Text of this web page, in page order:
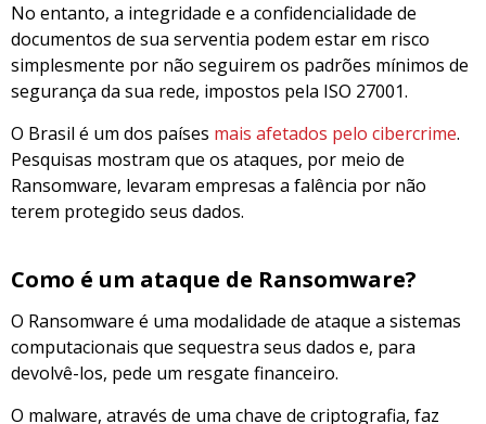
No entanto, a integridade e a confidencialidade de
documentos de sua serventia podem estar em risco
simplesmente por não seguirem os padrões mínimos de
segurança da sua rede, impostos pela ISO 27001.
O Brasil é um dos países mais afetados pelo cibercrime.
Pesquisas mostram que os ataques, por meio de
Ransomware, levaram empresas a falência por não
terem protegido seus dados.
Como é um ataque de Ransomware?
O Ransomware é uma modalidade de ataque a sistemas
computacionais que sequestra seus dados e, para
devolvê-los, pede um resgate financeiro.
O malware, através de uma chave de criptografia, faz